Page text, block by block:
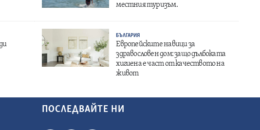
местния туризъм.
БЪЛГАРИЯ
Европейските навици за
здравословен дом: защо дълбоката
хигиена е част от качеството на
живот
ПОСЛЕДВАЙТЕ НИ